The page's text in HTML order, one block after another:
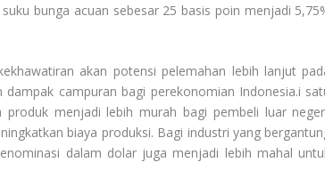
bunga acuan sebesar 25 basis poin menjadi
akan potensi pelemahan lebih lanjut
campuran bagi perekonomian Indonesia.i
menjadi lebih murah bagi pembeli luar
biaya produksi. Bagi industri yang
dalam dolar juga menjadi lebih mahal